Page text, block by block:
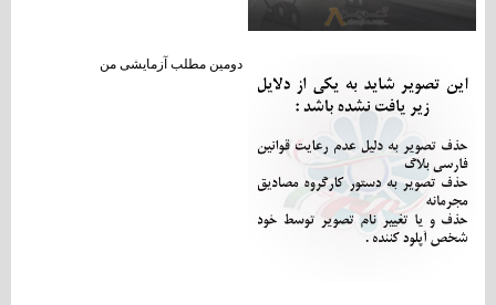
دومین مطلب آزمایشی من